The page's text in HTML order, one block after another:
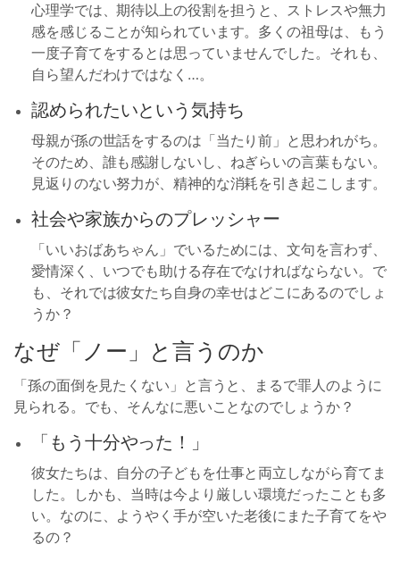
心理学では、期待以上の役割を担うと、ストレスや無力
感を感じることが知られています。多くの祖母は、もう
一度子育てをするとは思っていませんでした。それも、
自ら望んだわけではなく…。
認められたいという気持ち
母親が孫の世話をするのは「当たり前」と思われがち。
そのため、誰も感謝しないし、ねぎらいの言葉もない。
見返りのない努力が、精神的な消耗を引き起こします。
社会や家族からのプレッシャー
「いいおばあちゃん」でいるためには、文句を言わず、
愛情深く、いつでも助ける存在でなければならない。で
も、それでは彼女たち自身の幸せはどこにあるのでしょ
うか？
なぜ「ノー」と言うのか
「孫の面倒を見たくない」と言うと、まるで罪人のように
見られる。でも、そんなに悪いことなのでしょうか？
「もう十分やった！」
彼女たちは、自分の子どもを仕事と両立しながら育てま
した。しかも、当時は今より厳しい環境だったことも多
い。なのに、ようやく手が空いた老後にまた子育てをや
るの？